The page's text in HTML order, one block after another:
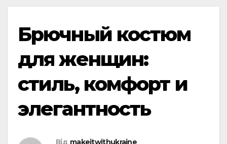
Брючный костюм
для женщин:
стиль, комфорт и
элегантность
Від makeitwithukraine